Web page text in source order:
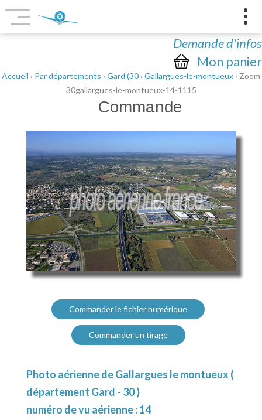
Demande d'infos
Mon panier
Accueil › Par départements › Gard (30› Gallargues-le-montueux› Zoom
30gallargues-le-montueux-14-1115
Commande
Commander le fichier numérique
Commander un tirage
Photo aérienne de Gallargues le montueux (
département Gard - 30 )
numéro de vu aérienne : 14